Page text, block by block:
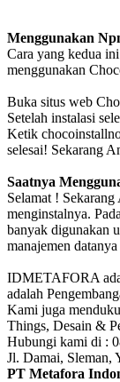
Menggunakan
Cara yang kedua
menggunakan
Buka situs web
Setelah instalasi
Ketik
selesai! Sekarang
Saatnya
Selamat !
menginstalnya.
banyak digunakan
manajemen
IDMETAFORA
adalah
Kami juga
Things, Desain &
Hubungi kami di :
Jl. Damai, Sleman,
PT Metafora